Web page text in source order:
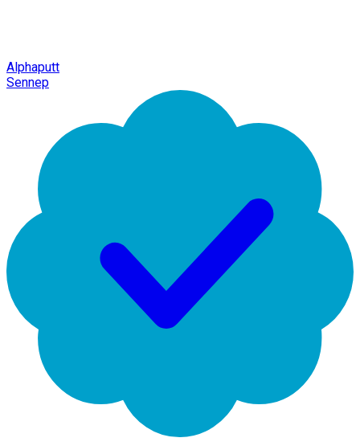
Alphaputt
Sennep